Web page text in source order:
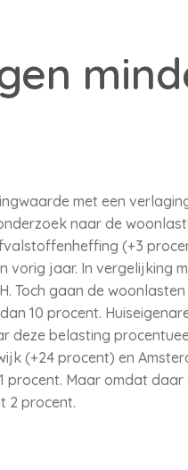
met een
naar de
(+3
jaar. In vergelijking
Toch gaan de
10 procent.
deze belasting
(+24 procent) en
procent. Maar omdat
2 procent.